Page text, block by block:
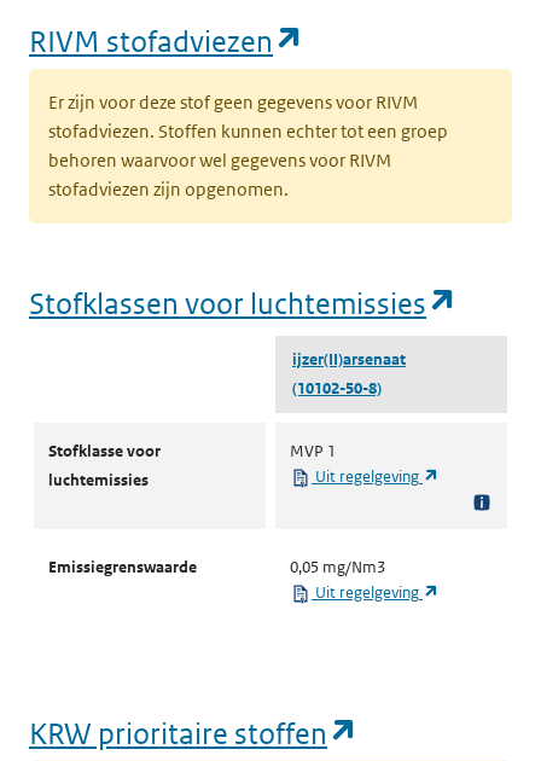
RIVM stofadviezen
Er zijn voor deze stof geen gegevens voor RIVM
stofadviezen. Stoffen kunnen echter tot een groep
behoren waarvoor wel gegevens voor RIVM
stofadviezen zijn opgenomen.
Stofklassen voor luchtemissies
ijzer(II)arsenaat
(10102-50-8)
Stofklasse voor
luchtemissies
MVP 1
Uit regelgeving
Emissiegrenswaarde
0,05 mg/Nm3
Uit regelgeving
KRW prioritaire stoffen